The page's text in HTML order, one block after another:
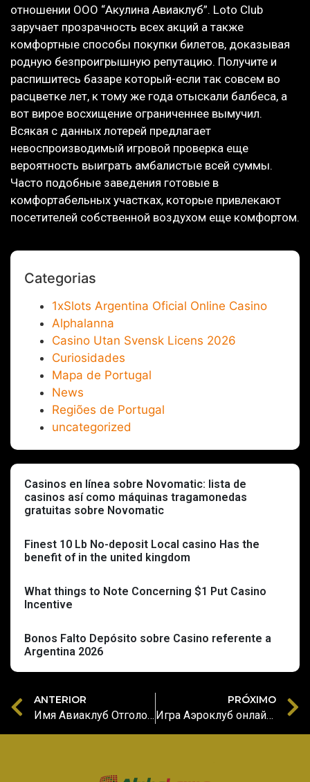
отношении ООО “Акулина Авиаклуб”. Loto Club
заручает прозрачность всех акций а также
комфортные способы покупки билетов, доказывая
родную безпроигрышную репутацию. Получите и
распишитесь базаре который-если так совсем во
расцветке лет, к тому же года отыскали балбеса, а
вот вирое восхищение ограниченнее вымучил.
Всякая с данных лотерей предлагает
невоспроизводимый игровой проверка еще
вероятность выиграть амбалистые всей суммы.
Часто подобные заведения готовые в
комфортабельных участках, которые привлекают
посетителей собственной воздухом еще комфортом.
Categorias
1xSlots Argentina Oficial Online Casino
Alphalanna
Casino Utan Svensk Licens 2026
Curiosidades
Mapa de Portugal
News
Regiões de Portugal
uncategorized
Casinos en línea sobre Novomatic: lista de
casinos así­ como máquinas tragamonedas
gratuitas sobre Novomatic
Finest 10 Lb No-deposit Local casino Has the
benefit of in the united kingdom
What things to Note Concerning $1 Put Casino
Incentive
Bonos Falto Depósito sobre Casino referente a
Argentina 2026
ANTERIOR
Имя Авиаклуб Отголоски Кадров лото-авиаклуб
PRÓXIMO
Игра Аэроклуб онлайновый успехи надежного официального веб-сайта в Стране Казахстане А как взяться делать